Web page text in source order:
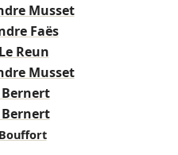
Musset
Faës
Reun
Musset